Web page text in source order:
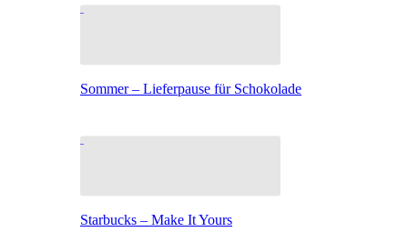
Sommer – Lieferpause für Schokolade
Starbucks – Make It Yours